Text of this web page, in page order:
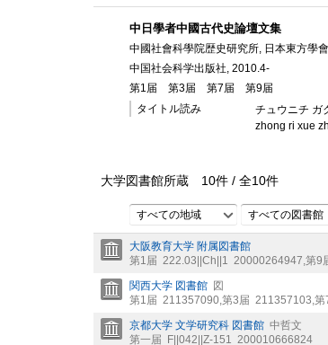
中日學者中國古代史論壇文集
中國社會科學院歴史研究所, 日本東方學
中国社会科学出版社, 2010.4-
第1届
第3届 第7届
第9届
タイトル読み
チュウニチ ガ
zhong ri xue
大学図書館所蔵 10件 / 全10件
すべての地域 すべての図書館
大阪教育大学 附属図書館
第1届 222.03||Ch||1 20000264947 第9
関西大学 図書館 図
第1届 211357090 第3届 211357103 第
京都大学 文学研究科 図書館 中哲文
第一届 F||042||Z-151 200010666824